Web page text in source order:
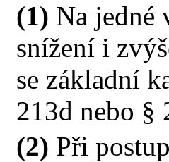
(1) Na jedné
snížení i
se základní
213d nebo §
(2) Při